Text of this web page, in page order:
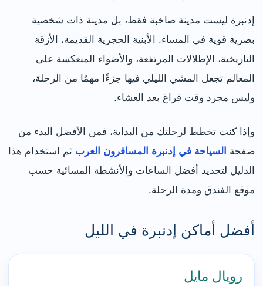
إدنبرة ليست مدينة صاخبة فقط، بل مدينة ذات شخصية
بصرية قوية في المساء. الأبنية الحجرية القديمة، الأزقة
التاريخية، الإطلالات المرتفعة، والأضواء المنعكسة على
المعالم تجعل المشي الليلي فيها جزءًا مهمًا من الرحلة،
وليس مجرد وقت فراغ بعد العشاء.
وإذا كنت تخطط لرحلتك من البداية، فمن الأفضل البدء من
صفحة السياحة في إدنبرة المسافرون العرب ثم استخدام هذا
الدليل لتحديد أفضل الساعات والأنشطة المسائية حسب
موقع الفندق ومدة الرحلة.
أفضل أماكن إدنبرة في الليل
رويال مايل